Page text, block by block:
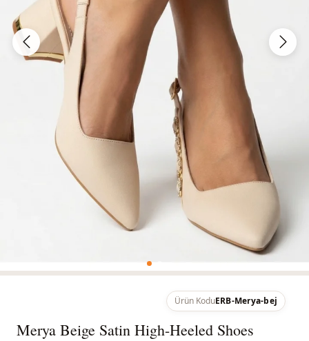
Ürün KoduERB-Merya-bej
Merya Beige Satin High-Heeled Shoes